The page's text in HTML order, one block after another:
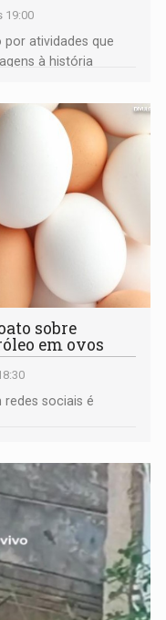
19:00
atividades que
à história
sobre
em ovos
sociais é